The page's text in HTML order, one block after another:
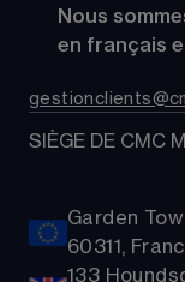
Paniers
Support
Nous
en
SIÈGE DE CMC
Garden
60311,
133